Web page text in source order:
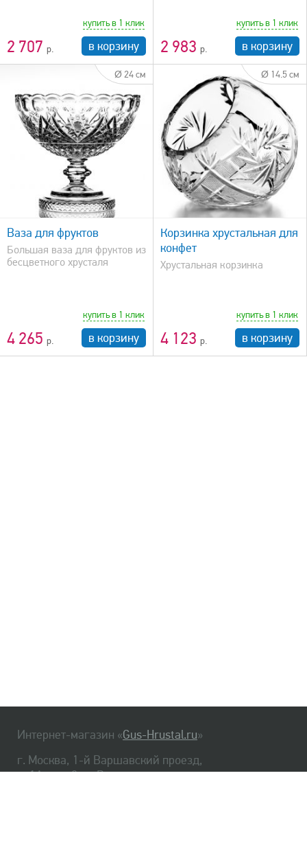
2 707
купить в 1 клик
в корзину 2 983
купить в 1 клик
в корзину
Ø 24 см
Ваза для фруктов
Большая ваза для фруктов из
бесцветного хрусталя
4 265
купить в 1 клик
в корзину
Ø 14.5 см
быстрый просмотр
Корзинка хрустальная для
конфет
Хрустальная корзинка
4 123
купить в 1 клик
в корзину
Интернет-магазин «Gus-Hrustal.ru»
г. Москва, 1-й Варшавский проезд,
д. 1А, стр. 3, м. Варшавская